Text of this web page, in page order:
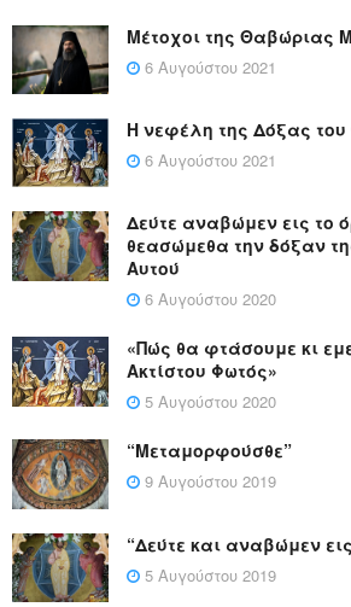
Μέτοχοι της Θαβώριας
6 Αυγούστου 2021
Η νεφέλη της Δόξας του
6 Αυγούστου 2021
Δεύτε αναβώμεν εις το
θεασώμεθα την δόξαν
Αυτού
6 Αυγούστου 2020
«Πώς θα φτάσουμε κι
Ακτίστου Φωτός»
5 Αυγούστου 2020
“Μεταμορφούσθε”
9 Αυγούστου 2019
“Δεύτε και αναβώμεν
5 Αυγούστου 2019